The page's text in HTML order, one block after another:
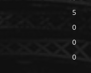
5
0
0
0